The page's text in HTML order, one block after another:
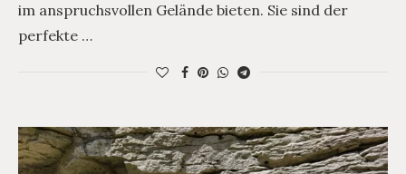
im anspruchsvollen Gelände bieten. Sie sind der
perfekte …